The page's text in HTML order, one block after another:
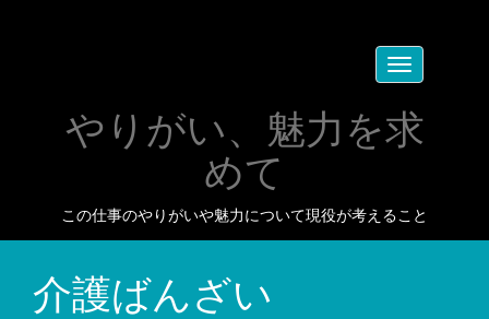
Toggle
navigation
やりがい、魅力を求
めて
この仕事のやりがいや魅力について現役が考えること
介護ばんざい